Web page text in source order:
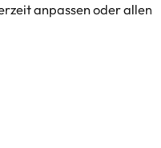
anpassen oder allen